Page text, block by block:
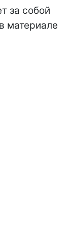
за собой
материале